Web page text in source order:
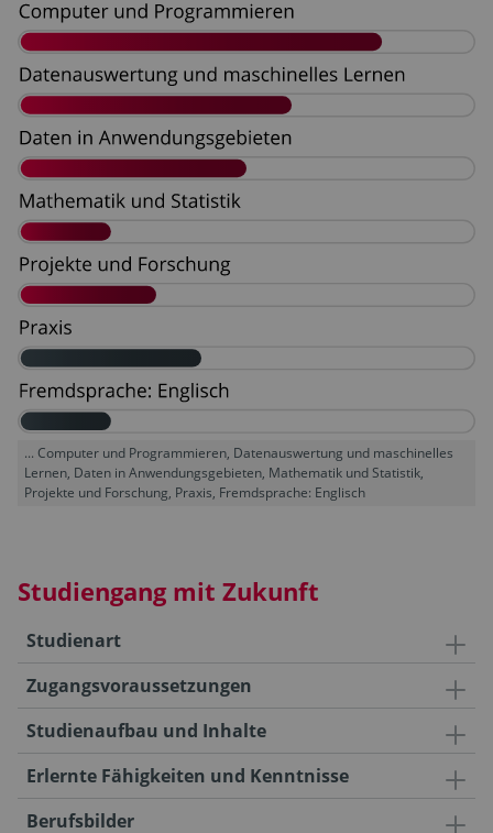
... Computer und Programmieren, Datenauswertung und maschinelles
Lernen, Daten in Anwendungsgebieten, Mathematik und Statistik,
Projekte und Forschung, Praxis, Fremdsprache: Englisch
Studiengang mit Zukunft
Studienart
Zugangsvoraussetzungen
Studienaufbau und Inhalte
Erlernte Fähigkeiten und Kenntnisse
Berufsbilder